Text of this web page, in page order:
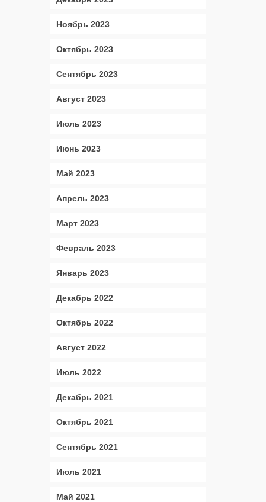
Ноябрь 2023
Октябрь 2023
Сентябрь 2023
Август 2023
Июль 2023
Июнь 2023
Май 2023
Апрель 2023
Март 2023
Февраль 2023
Январь 2023
Декабрь 2022
Октябрь 2022
Август 2022
Июль 2022
Декабрь 2021
Октябрь 2021
Сентябрь 2021
Июль 2021
Май 2021